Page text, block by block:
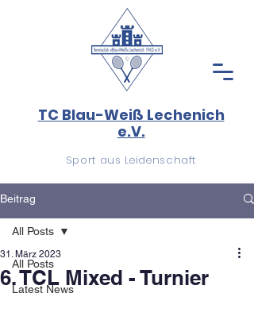
TC Blau-Weiß Lechenich
e.V.
Sport aus Leidenschaft
Beitrag
All Posts
Latest News
All Posts
6. TCL Mixed - Turnier
31. März 2023